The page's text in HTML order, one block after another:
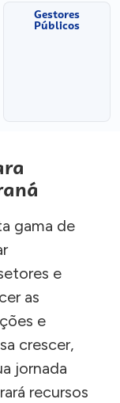
Gestores
Públicos
gama de
e
as
e
crescer,
jornada
recursos